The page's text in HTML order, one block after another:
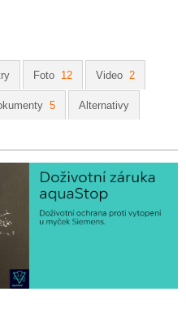
Foto 12 Video 2
5 Alternativy